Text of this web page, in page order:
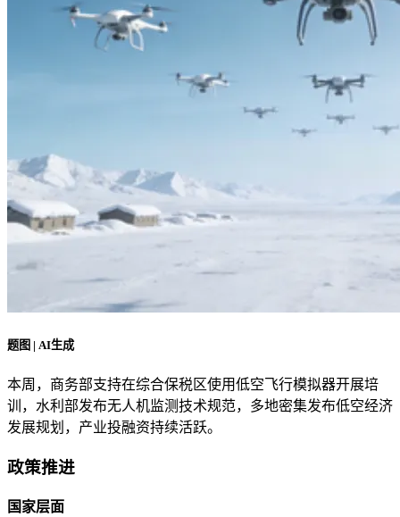
题图 | AI生成
本周，商务部支持在综合保税区使用低空飞行模拟器开展培
训，水利部发布无人机监测技术规范，多地密集发布低空经济
发展规划，产业投融资持续活跃。
政策推进
国家层面